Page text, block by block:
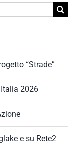
“Strade”
2026
e su Rete2